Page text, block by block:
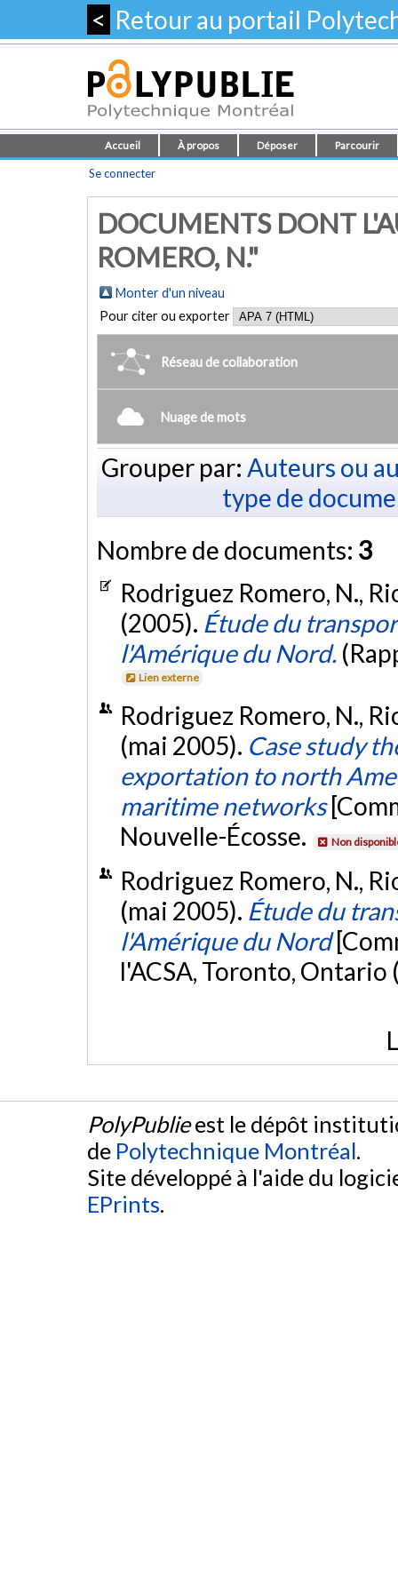
< Retour au portail
Accueil À propos Déposer Parcourir
Se connecter
DOCUMENTS DONT
ROMERO, N."
Monter d'un niveau
Pour citer ou exporter
Réseau de collaboration
Nuage de mots
Grouper par: Auteurs ou
type de
Nombre de documents: 3
Rodriguez Romero, N.,
(2005). Étude du
l'Amérique du Nord.
Lien externe
Rodriguez Romero, N.,
(mai 2005). Case study
exportation to north
maritime networks
Nouvelle-Écosse.
Non
Rodriguez Romero, N.,
(mai 2005). Étude du
l'Amérique du Nord
l'ACSA, Toronto, Ontario
PolyPublieest le dépôt
de Polytechnique Montréal.
Site développé à l'aide du
EPrints.